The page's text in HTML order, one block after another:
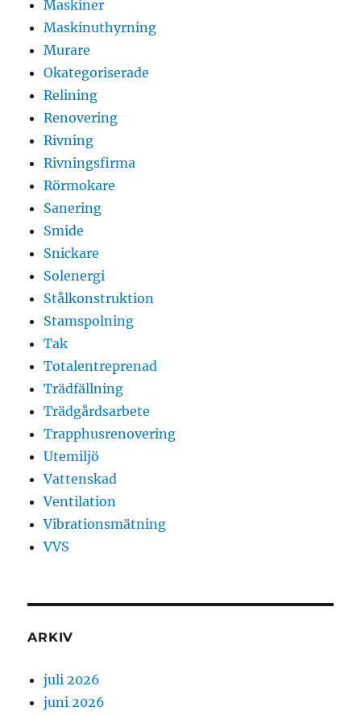
Maskiner
Maskinuthyrning
Murare
Okategoriserade
Relining
Renovering
Rivning
Rivningsfirma
Rörmokare
Sanering
Smide
Snickare
Solenergi
Stålkonstruktion
Stamspolning
Tak
Totalentreprenad
Trädfällning
Trädgårdsarbete
Trapphusrenovering
Utemiljö
Vattenskad
Ventilation
Vibrationsmätning
VVS
ARKIV
juli 2026
juni 2026